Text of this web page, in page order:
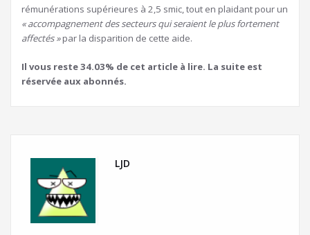
rémunérations supérieures à 2,5 smic, tout en plaidant pour un
« accompagnement des secteurs qui seraient le plus fortement
affectés »par la disparition de cette aide.
Il vous reste 34.03% de cet article à lire. La suite est
réservée aux abonnés.
LJD